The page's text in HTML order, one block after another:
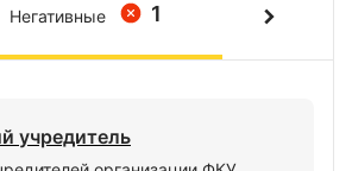
1
Негативные
учредитель